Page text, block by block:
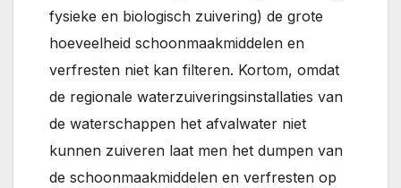
fysieke en biologisch zuivering) de grote
hoeveelheid schoonmaakmiddelen en
verfresten niet kan filteren. Kortom, omdat
de regionale waterzuiveringsinstallaties van
de waterschappen het afvalwater niet
kunnen zuiveren laat men het dumpen van
de schoonmaakmiddelen en verfresten op